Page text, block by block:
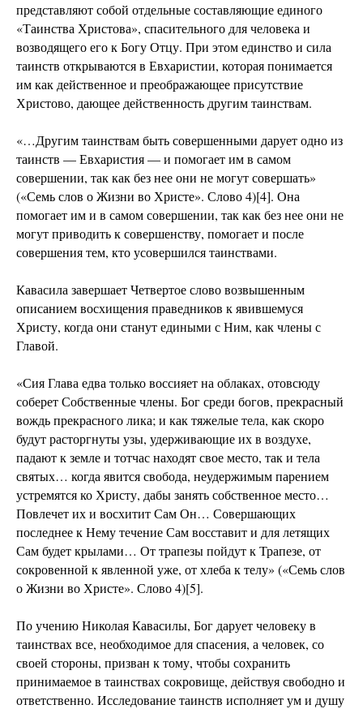
представляют собой отдельные составляющие единого
«Таинства Христова», спасительного для человека и
возводящего его к Богу Отцу. При этом единство и сила
таинств открываются в Евхаристии, которая понимается
им как действенное и преображающее присутствие
Христово, дающее действенность другим таинствам.
«…Другим таинствам быть совершенными дарует одно из
таинств — Евхаристия — и помогает им в самом
совершении, так как без нее они не могут совершать»
(«Семь слов о Жизни во Христе». Слово 4)[4]. Она
помогает им и в самом совершении, так как без нее они не
могут приводить к совершенству, помогает и после
совершения тем, кто усовершился таинствами.
Кавасила завершает Четвертое слово возвышенным
описанием восхищения праведников к явившемуся
Христу, когда они станут едиными с Ним, как члены с
Главой.
«Сия Глава едва только воссияет на облаках, отовсюду
соберет Собственные члены. Бог среди богов, прекрасный
вождь прекрасного лика; и как тяжелые тела, как скоро
будут расторгнуты узы, удерживающие их в воздухе,
падают к земле и тотчас находят свое место, так и тела
святых… когда явится свобода, неудержимым парением
устремятся ко Христу, дабы занять собственное место…
Повлечет их и восхитит Сам Он… Совершающих
последнее к Нему течение Сам восставит и для летящих
Сам будет крылами… От трапезы пойдут к Трапезе, от
сокровенной к явленной уже, от хлеба к телу» («Семь слов
о Жизни во Христе». Слово 4)[5].
По учению Николая Кавасилы, Бог дарует человеку в
таинствах все, необходимое для спасения, а человек, со
своей стороны, призван к тому, чтобы сохранить
принимаемое в таинствах сокровище, действуя свободно и
ответственно. Исследование таинств исполняет ум и душу